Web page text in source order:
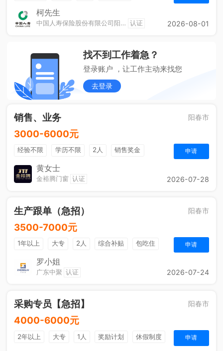
奖励计划
销售奖金
定期团建
柯先生
中国人寿保险股份有限公司阳春市支公司城区营销服务部 认证 2026-08-01
找不到工作着急？
登录账户 ，让工作主动来找您
去登录
销售、业务 阳春市
3000-6000元
经验不限 学历不限 2人
销售奖金
休假制度
申请
黄女士
金裕腾门窗 认证 2026-07-28
生产跟单（急招） 阳春市
3500-7000元
1年以上 大专 2人 综合补贴
包吃住
法定节假日
申请
罗小姐
广东中聚 认证 2026-07-24
采购专员【急招】 阳春市
4000-6000元
2年以上 大专 1人 奖励计划 休假制度 申请